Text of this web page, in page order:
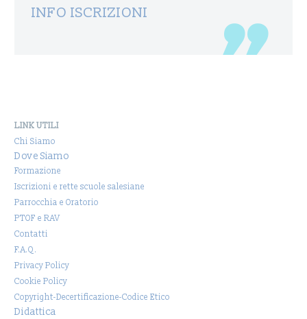
INFO ISCRIZIONI
LINK UTILI
Chi Siamo
Dove Siamo
Formazione
Iscrizioni e rette scuole salesiane
Parrocchia e Oratorio
PTOF e RAV
Contatti
F.A.Q.
Privacy Policy
Cookie Policy
Copyright-Decertificazione-Codice Etico
Didattica